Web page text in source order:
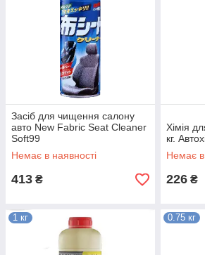
Засіб для чищення салону
авто New Fabric Seat Cleaner
Soft99
Немає в наявності
413 ₴
Хімія
кг.
Немає в
226 ₴
1 кг 0.75 кг